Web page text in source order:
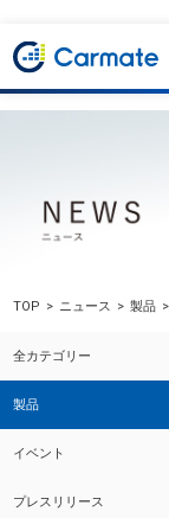
TOP ニュース 製品
全カテゴリー
製品
イベント
プレスリリース